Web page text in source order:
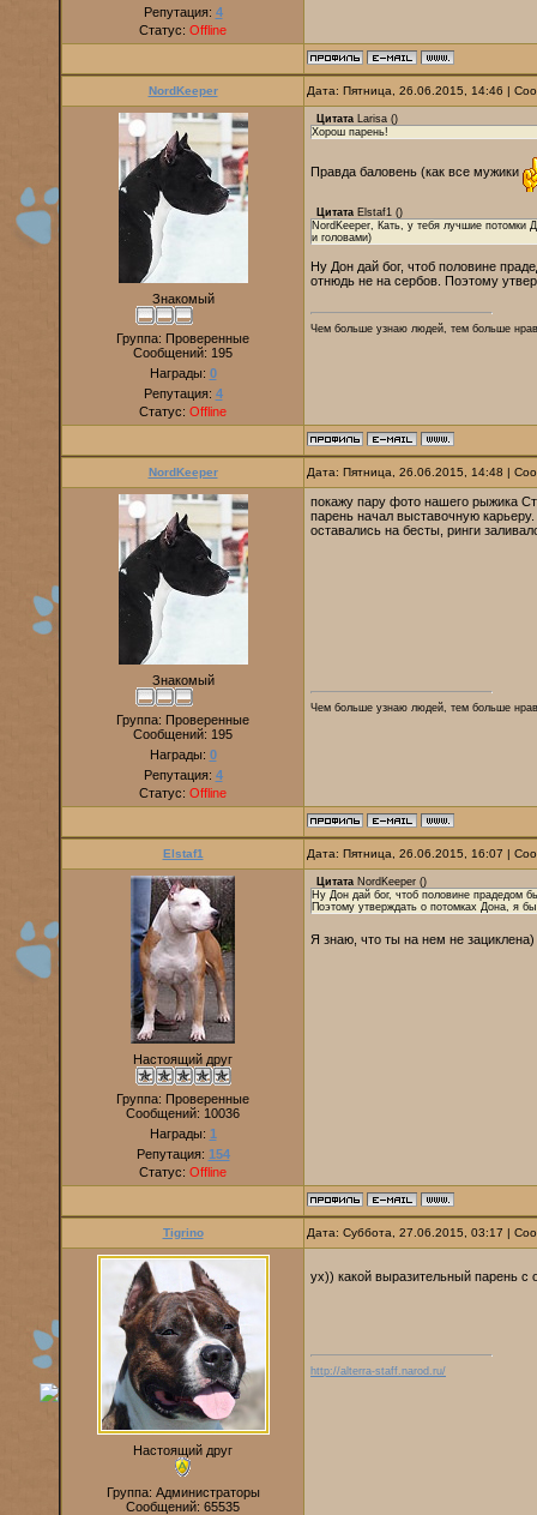
Репутация: 4
Статус: Offline
NordKeeper Дата: Пятница, 26.06.2015, 14:46 |
Знакомый
Группа: Проверенные
Сообщений: 195
Награды: 0
Репутация: 4
Статус: Offline
Цитата Larisa ()
Хорош парень!
Правда баловень (как все мужики
Цитата Elstaf1 ()
NordKeeper, Кать, у тебя лучшие потомки
и головами)
Ну Дон дай бог, чтоб половине
отнюдь не на сербов. Поэтому
Чем больше узнаю людей, тем больше
NordKeeper Дата: Пятница, 26.06.2015, 14:48 |
Знакомый
Группа: Проверенные
Сообщений: 195
Награды: 0
Репутация: 4
Статус: Offline
покажу пару фото нашего рыжика
парень начал выставочную
оставались на бесты, ринги
Чем больше узнаю людей, тем больше
Elstaf1 Дата: Пятница, 26.06.2015, 16:07 |
Настоящий друг
Группа: Проверенные
Сообщений: 10036
Награды: 1
Репутация: 154
Статус: Offline
Цитата NordKeeper ()
Ну Дон дай бог, чтоб половине прадедом
Поэтому утверждать о потомках Дона, я
Я знаю, что ты на нем не
Tigrino Дата: Суббота, 27.06.2015, 03:17 |
Настоящий друг
Группа: Администраторы
Сообщений: 65535
ух)) какой выразительный парень
http://alterra-staff.narod.ru/